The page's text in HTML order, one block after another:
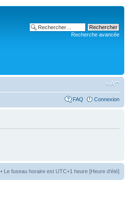
Recherche avancée
FAQ Connexion
• Le fuseau horaire est UTC+1 heure [Heure d’été]